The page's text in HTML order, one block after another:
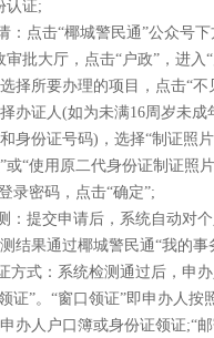
认证;
点击“椰城警民通”公众号下
大厅，点击“户政”，进入“
择所要办理的项目，点击“不
办证人(如为未满16周岁未成
身份证号码)，选择“制证照
或“使用原二代身份证制证照
录密码，点击“确定”;
提交申请后，系统自动对个
果通过椰城警民通“我的事
式：系统检测通过后，申办
证”。“窗口领证”即申办人按
办人户口簿或身份证领证;“